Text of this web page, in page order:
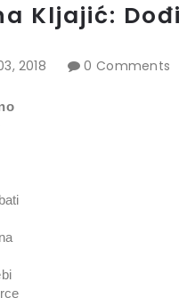
Kljajić:
, 2018 0 Comments